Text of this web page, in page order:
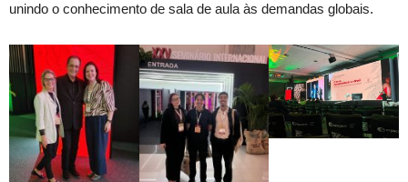
unindo o conhecimento de sala de aula às demandas globais.